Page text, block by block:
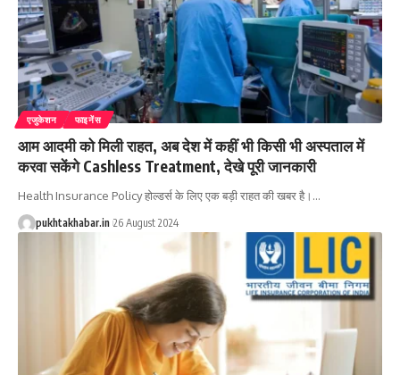
एजुकेशन फाइनेंस
आम आदमी को मिली राहत, अब देश में कहीं भी किसी भी अस्पताल में
करवा सकेंगे Cashless Treatment, देखे पूरी जानकारी
Health Insurance Policy होल्डर्स के लिए एक बड़ी राहत की खबर है। …
pukhtakhabar.in 26 August 2024